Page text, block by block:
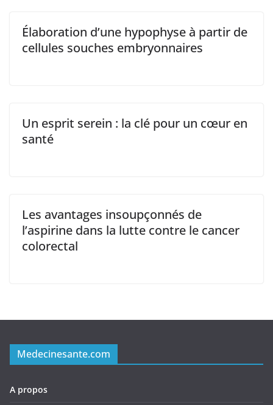
Élaboration d’une hypophyse à partir de
cellules souches embryonnaires
Un esprit serein : la clé pour un cœur en
santé
Les avantages insoupçonnés de
l’aspirine dans la lutte contre le cancer
colorectal
Medecinesante.com
A propos